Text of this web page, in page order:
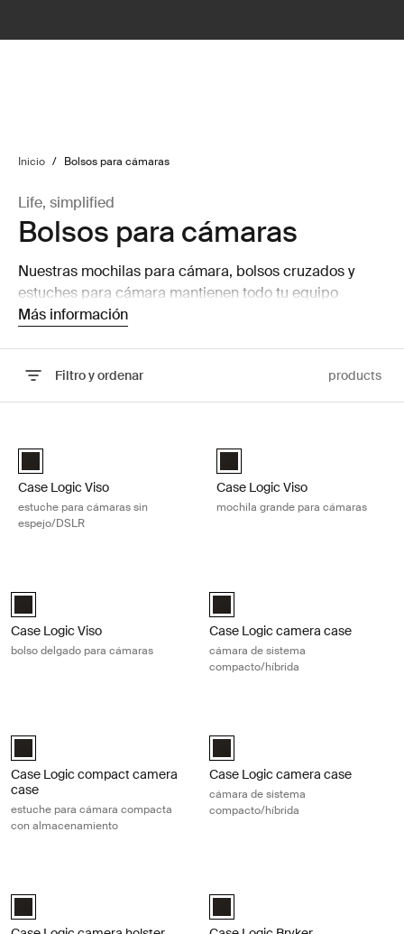
Inicio / Bolsos para cámaras
Life, simplified
Bolsos para cámaras
Nuestras mochilas para cámara, bolsos cruzados y
estuches para cámara mantienen todo tu equipo
seguro y protegido para que puedas concentrarte en
Más información
Filtro y ordenar products
DSLR Case Logic Viso o estuche para cámaras sin espejo Negro
Case Logic Viso
estuche para cámaras sin
espejo/DSLR
Case Logic Viso Large Camera
Case Logic Viso
mochila grande para cámaras
Case Logic Viso Slim Camera Backpack Negro (selected)
Case Logic Viso
bolso delgado para cámaras
Case Logic Compact System/
Case Logic camera case
cámara de sistema
compacto/híbrida
Case Logic Compact Camera Case with Storage Negro (selected)
Case Logic compact camera
case
estuche para cámara compacta
con almacenamiento
Case Logic Compact System/
Case Logic camera case
cámara de sistema
compacto/híbrida
Case Logic SLR camera holster Negro (selected)Case Logic Bryker Large